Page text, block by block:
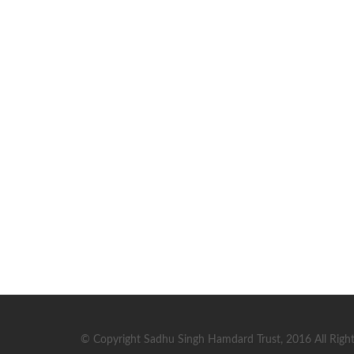
© Copyright Sadhu Singh Hamdard Trust, 2016 All